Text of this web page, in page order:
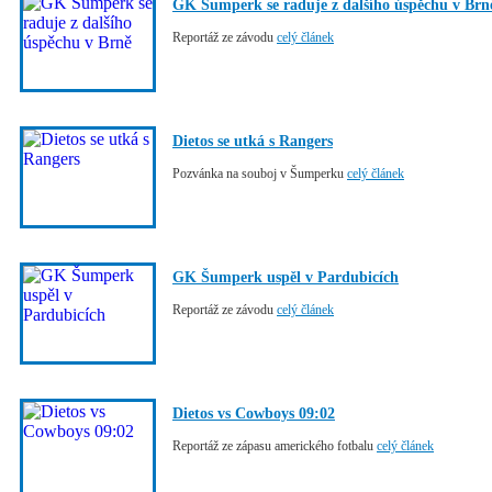
GK Šumperk se raduje z dalšího úspěchu v
Reportáž ze závodu celý článek
Dietos se utká s Rangers
Pozvánka na souboj v Šumperku celý článek
GK Šumperk uspěl v Pardubicích
Reportáž ze závodu celý článek
Dietos vs Cowboys 09:02
Reportáž ze zápasu amerického fotbalu celý článek